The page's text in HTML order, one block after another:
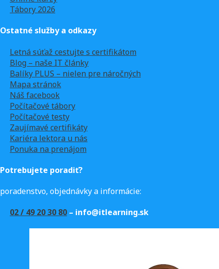
Tábory 2026
Ostatné služby a odkazy
Letná súťaž cestujte s certifikátom
Blog – naše IT články
Balíky PLUS – nielen pre náročných
Mapa stránok
Náš facebook
Počítačové tábory
Počítačové testy
Zaujímavé certifikáty
Kariéra lektora u nás
Ponuka na prenájom
Potrebujete poradiť?
poradenstvo, objednávky a informácie:
02 / 49 20 30 80 – info@itlearning.sk